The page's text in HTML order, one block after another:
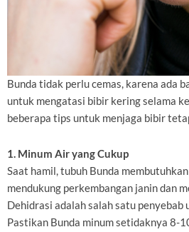
Bunda tidak perlu cemas, karena ada
untuk mengatasi bibir kering selama
beberapa tips untuk menjaga bibir
1. Minum Air yang Cukup
Saat hamil, tubuh Bunda
mendukung perkembangan janin dan
Dehidrasi adalah salah satu penyebab
Pastikan Bunda minum setidaknya 8-